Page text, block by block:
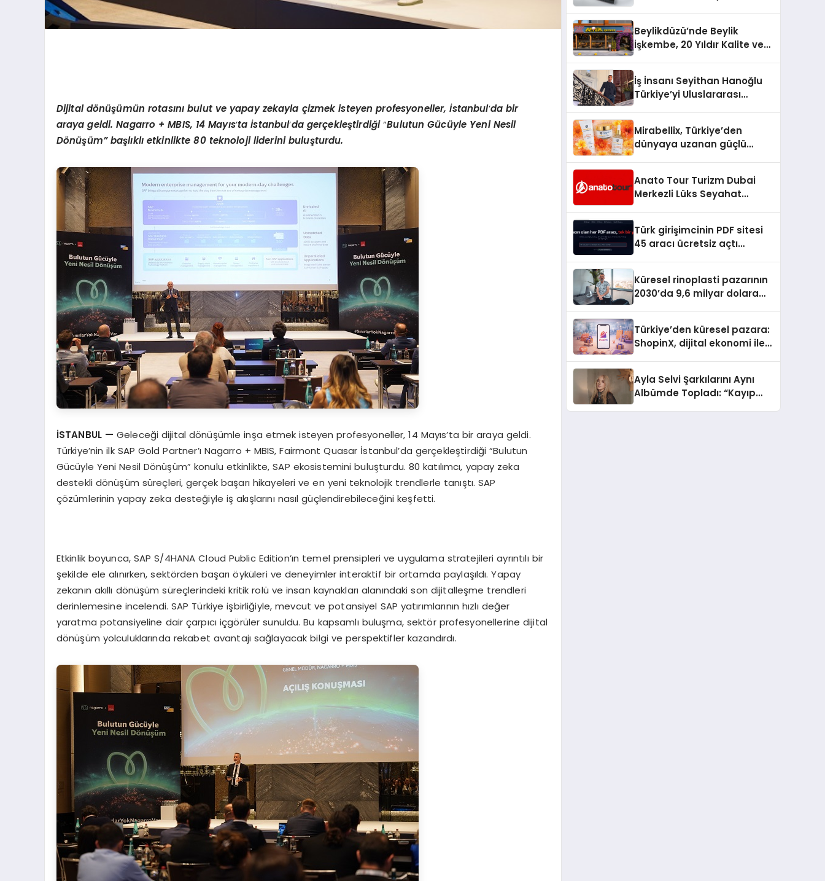
Dijital dönüşümün rotasını bulut ve yapay zekayla çizmek isteyen profesyoneller, İstanbul’da bir
araya geldi.Nagarro + MBIS, 14 Mayıs’ta İstanbul’da gerçekleştirdiği“Bulutun Gücüyle Yeni Nesil
Dönüşüm” başlıklı etkinlikte 80 teknoloji liderini buluşturdu.
İSTANBUL — Geleceği dijital dönüşümle inşa etmek isteyen profesyoneller, 14 Mayıs’ta bir araya geldi.
Türkiye’nin ilk SAP Gold Partner’ı Nagarro + MBIS, Fairmont Quasar İstanbul’da gerçekleştirdiği “Bulutun
Gücüyle Yeni Nesil Dönüşüm” konulu etkinlikte, SAP ekosistemini buluşturdu. 80 katılımcı, yapay zeka
destekli dönüşüm süreçleri, gerçek başarı hikayeleri ve en yeni teknolojik trendlerle tanıştı. SAP
çözümlerinin yapay zeka desteğiyle iş akışlarını nasıl güçlendirebileceğini keşfetti.
Etkinlik boyunca, SAP S/4HANA Cloud Public Edition’ın temel prensipleri ve uygulama stratejileri ayrıntılı bir
şekilde ele alınırken, sektörden başarı öyküleri ve deneyimler interaktif bir ortamda paylaşıldı. Yapay
zekanın akıllı dönüşüm süreçlerindeki kritik rolü ve insan kaynakları alanındaki son dijitalleşme trendleri
derinlemesine incelendi. SAP Türkiye işbirliğiyle, mevcut ve potansiyel SAP yatırımlarının hızlı değer
yaratma potansiyeline dair çarpıcı içgörüler sunuldu. Bu kapsamlı buluşma, sektör profesyonellerine dijital
dönüşüm yolculuklarında rekabet avantajı sağlayacak bilgi ve perspektifler kazandırdı.
Beylikdüzü’nde Beylik
İşkembe, 20 Yıldır Kalite ve
İş İnsanı Seyithan Hanoğlu
Türkiye’yi Uluslararası
Mirabellix, Türkiye’den
dünyaya uzanan güçlü
Anato Tour Turizm Dubai
Merkezli Lüks Seyahat
Türk girişimcinin PDF sitesi
45 aracı ücretsiz açtı
Küresel rinoplasti pazarının
2030’da 9,6 milyar dolara
Türkiye’den küresel pazara:
ShopinX, dijital ekonomi ile
Ayla Selvi Şarkılarını Aynı
Albümde Topladı: “Kayıp